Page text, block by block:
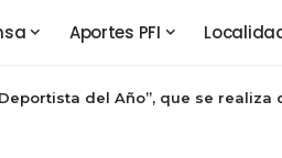
Aportes PFI
del Año”, que se realiza